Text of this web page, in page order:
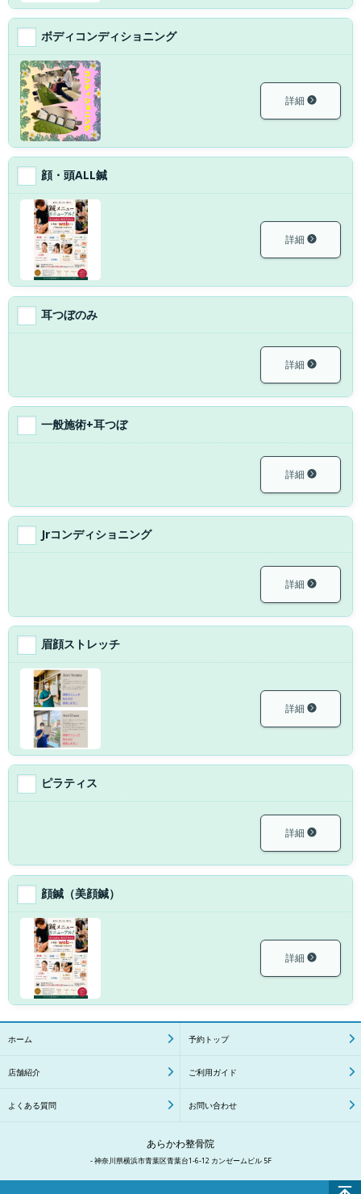
ボディコンディショニング
詳細
顔・頭ALL鍼
詳細
耳つぼのみ
詳細
一般施術+耳つぼ
詳細
Jrコンディショニング
詳細
眉顔ストレッチ
詳細
ピラティス
詳細
顔鍼（美顔鍼）
詳細
ホーム 予約トップ
店舗紹介 ご利用ガイド
よくある質問 お問い合わせ
あらかわ整骨院
- 神奈川県横浜市青葉区青葉台1-6-12 カンゼームビル 5F